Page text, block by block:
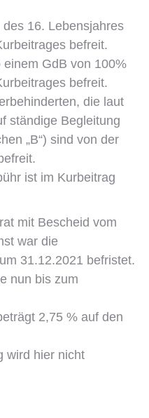
16. Lebensjahres
befreit.
einem GdB von 100%
befreit.
die laut
ständige Begleitung
„B“) sind von der
ist im Kurbeitrag
mit Bescheid vom
war die
31.12.2021 befristet.
nun bis zum
2,75 % auf den
wird hier nicht